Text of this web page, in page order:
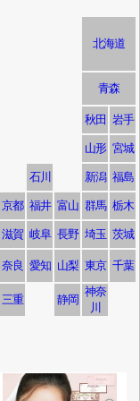
北海道
青森
秋田 岩手
山形 宮城
石川 新潟 福島
京都 福井 富山 群馬 栃木
滋賀 岐阜 長野 埼玉 茨城
奈良 愛知 山梨 東京 千葉
三重 静岡
神奈
川